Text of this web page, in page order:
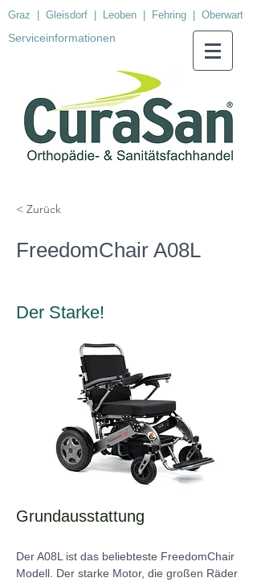
Graz Gleisdorf Leoben Fehring Oberwart
Serviceinformationen
< Zurück
FreedomChair A08L
Der Starke!
Grundausstattung
Der A08L ist das beliebteste FreedomChair
Modell. Der starke Motor, die großen Räder